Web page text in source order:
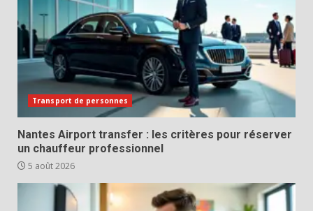
Transport de personnes
Nantes Airport transfer : les critères pour réserver
un chauffeur professionnel
5 août 2026